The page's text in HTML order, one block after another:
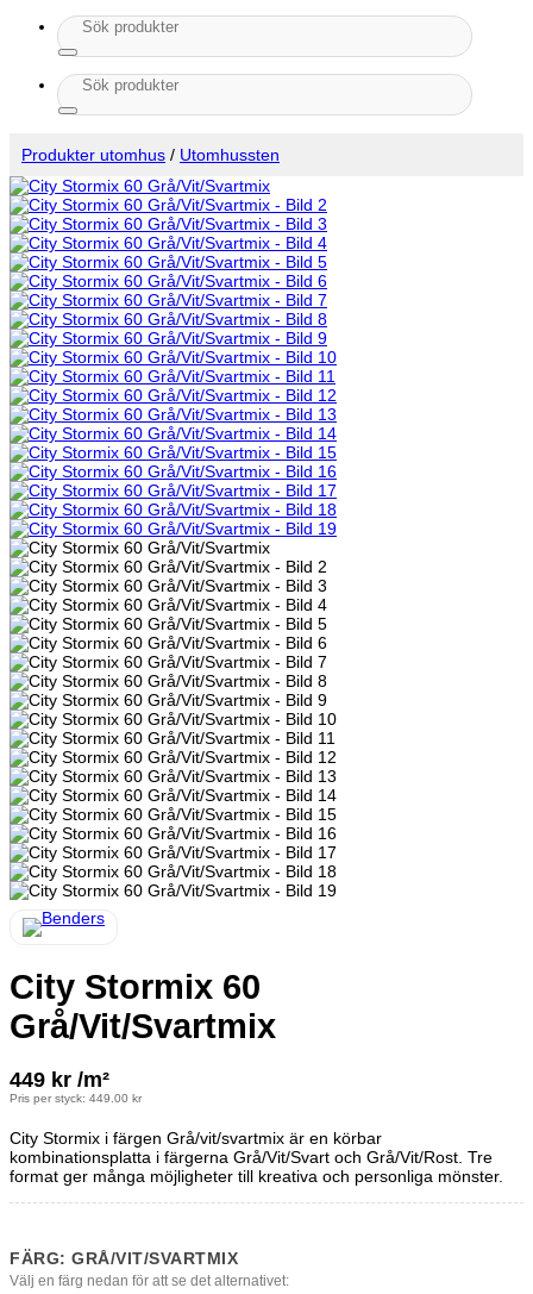
Sök
efter:
Sök
efter:
Produkter utomhus / Utomhussten
City Stormix 60
Grå/Vit/Svartmix
449 kr /m²
Pris per styck: 449.00 kr
City Stormix i färgen Grå/vit/svartmix är en körbar
kombinationsplatta i färgerna Grå/Vit/Svart och Grå/Vit/Rost. Tre
format ger många möjligheter till kreativa och personliga mönster.
FÄRG: GRÅ/VIT/SVARTMIX
Välj en färg nedan för att se det alternativet: